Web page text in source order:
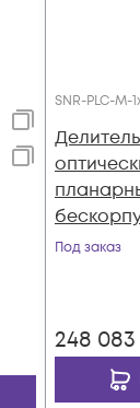
SNR-PLC-M-
Делитель
PLC-M-1x32
Под заказ
248 083